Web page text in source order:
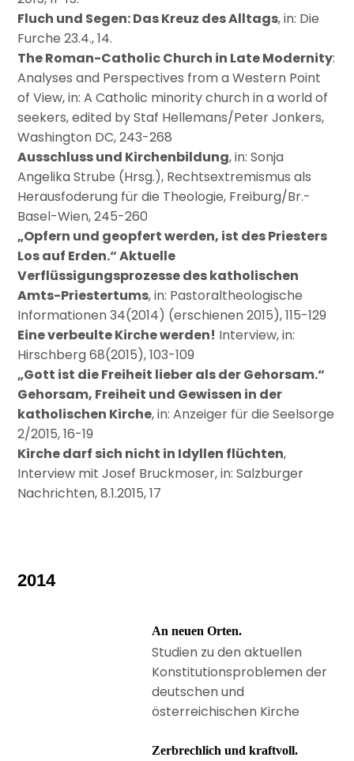
Fluch und Segen: Das Kreuz des Alltags, in: Die
Furche 23.4., 14.
The Roman-Catholic Church in Late Modernity:
Analyses and Perspectives from a Western Point
of View, in: A Catholic minority church in a world of
seekers, edited by Staf Hellemans/Peter Jonkers,
Washington DC, 243-268
Ausschluss und Kirchenbildung, in: Sonja
Angelika Strube (Hrsg.), Rechtsextremismus als
Herausfoderung für die Theologie, Freiburg/Br.-
Basel-Wien, 245-260
„Opfern und geopfert werden, ist des Priesters
Los auf Erden.“ Aktuelle
Verflüssigungsprozesse des katholischen
Amts-Priestertums, in: Pastoraltheologische
Informationen 34(2014) (erschienen 2015), 115-129
Eine verbeulte Kirche werden! Interview, in:
Hirschberg 68(2015), 103-109
„Gott ist die Freiheit lieber als der Gehorsam.“
Gehorsam, Freiheit und Gewissen in der
katholischen Kirche, in: Anzeiger für die Seelsorge
2/2015, 16-19
Kirche darf sich nicht in Idyllen flüchten,
Interview mit Josef Bruckmoser, in: Salzburger
Nachrichten, 8.1.2015, 17
2014
An neuen Orten.
Studien zu den aktuellen
Konstitutionsproblemen der
deutschen und
österreichischen Kirche
Zerbrechlich und kraftvoll.